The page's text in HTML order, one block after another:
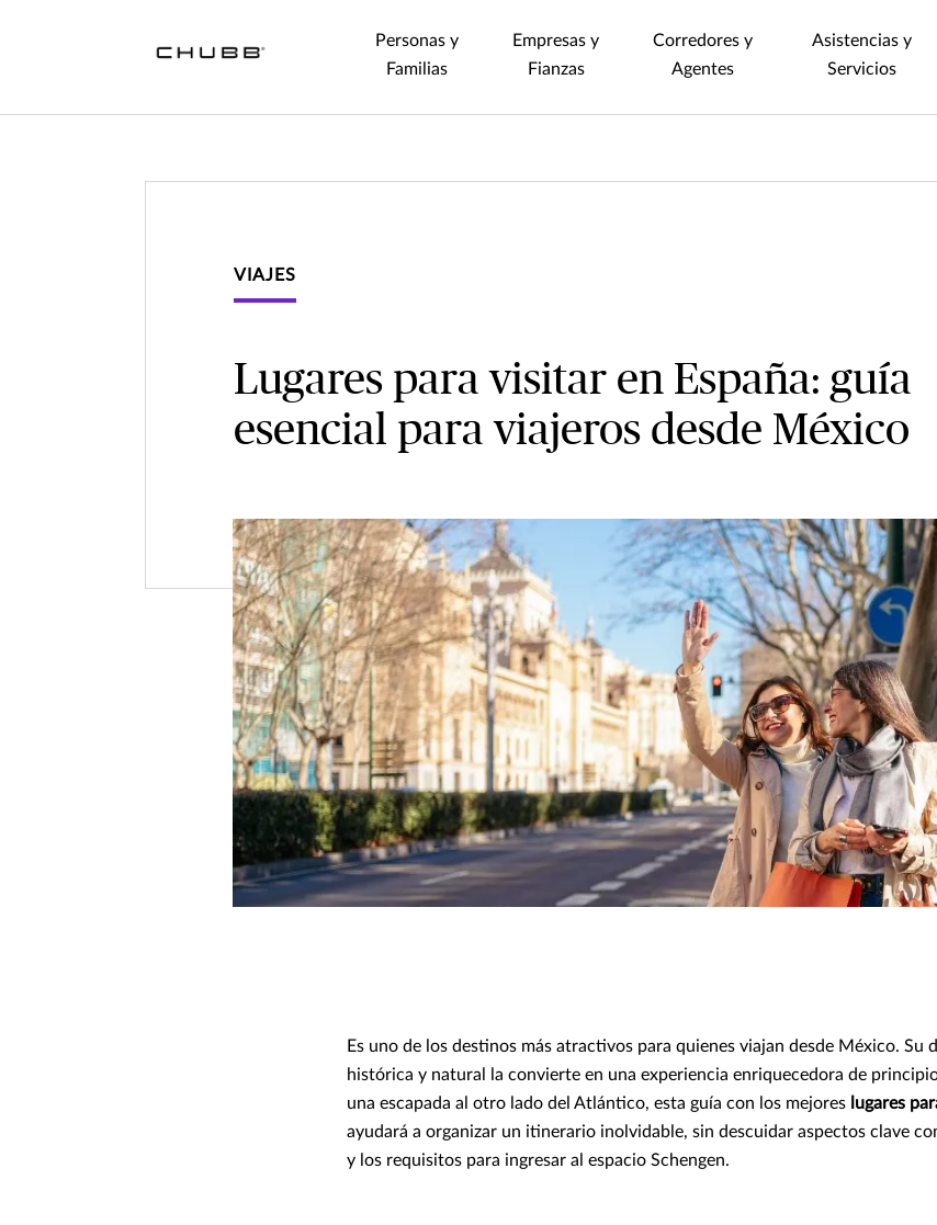
Personas y
Familias
Empresas y
Fianzas
Corredores y
Agentes
Asistencias y
Servicios
VIAJES
Lugares para visitar en España: guía
esencial para viajeros desde México
Es uno de los destinos más atractivos para quienes viajan desde México. Su
histórica y natural la convierte en una experiencia enriquecedora de
una escapada al otro lado del Atlántico, esta guía con los mejores lugares
ayudará a organizar un itinerario inolvidable, sin descuidar aspectos clave
y los requisitos para ingresar al espacio Schengen.